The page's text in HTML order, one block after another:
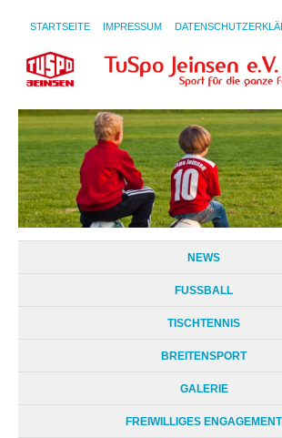
STARTSEITE IMPRESSUM
NEWS
FUSSBALL
TISCHTENNIS
BREITENSPORT
GALERIE
FREIWILLIGES ENGAGEMENT